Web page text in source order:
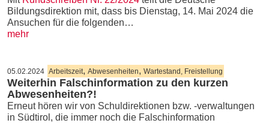
Bildungsdirektion mit, dass bis Dienstag, 14. Mai 2024 die
Ansuchen für die folgenden…
mehr
05.02.2024 Arbeitszeit, Abwesenheiten, Wartestand, Freistellung
Weiterhin Falschinformation zu den kurzen
Abwesenheiten?!
Erneut hören wir von Schuldirektionen bzw. -verwaltungen
in Südtirol, die immer noch die Falschinformation